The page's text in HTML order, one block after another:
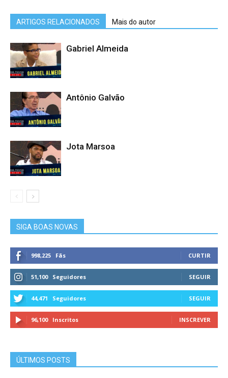
ARTIGOS RELACIONADOS Mais do autor
Gabriel Almeida
Antônio Galvão
Jota Marsoa
SIGA BOAS NOVAS
998,225 Fãs CURTIR
51,100 Seguidores SEGUIR
44,471 Seguidores SEGUIR
96,100 Inscritos INSCREVER
ÚLTIMOS POSTS